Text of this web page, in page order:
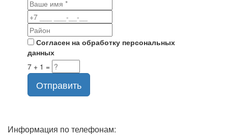
Согласен на обработку персональных
данных
7 + 1 =
Отправить
Информация по телефонам: